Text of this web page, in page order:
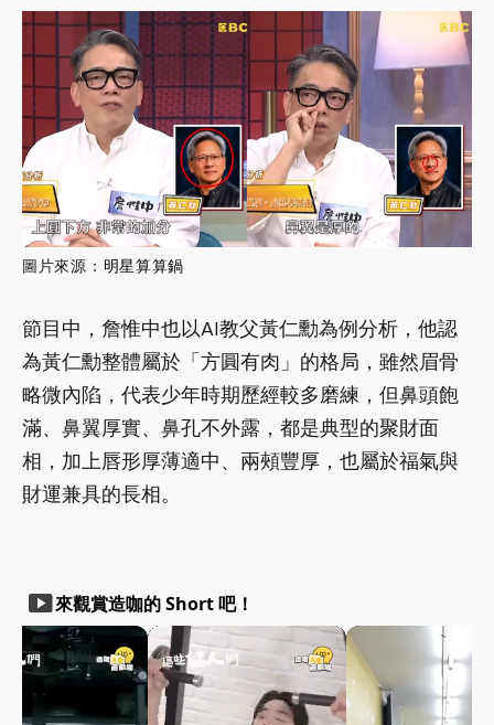
圖片來源： 明星算算鍋
節目中，詹惟中也以AI教父黃仁勳為例分析，他認
為黃仁勳整體屬於「方圓有肉」的格局，雖然眉骨
略微內陷，代表少年時期歷經較多磨練，但鼻頭飽
滿、鼻翼厚實、鼻孔不外露，都是典型的聚財面
相，加上唇形厚薄適中、兩頰豐厚，也屬於福氣與
財運兼具的長相。
smart_display來觀賞造咖的 Short 吧！